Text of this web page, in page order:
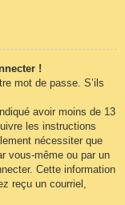
!
mot de passe. S’ils
avoir moins de 13
les instructions
nécessiter que
vous-même ou par un
Cette information
reçu un courriel,